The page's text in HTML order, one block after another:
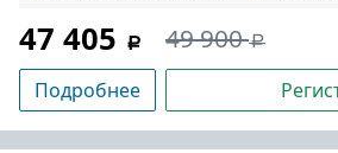
47 405 49 900
Подробнее